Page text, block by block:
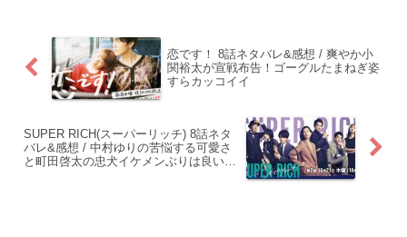
恋です！ 8話ネタバレ&感想 / 爽やか小
関裕太が宣戦布告！ゴーグルたまねぎ姿
すらカッコイイ
SUPER RICH(スーパーリッチ) 8話ネタ
バレ&感想 / 中村ゆりの苦悩する可愛さ
と町田啓太の忠犬イケメンぶりは良い。